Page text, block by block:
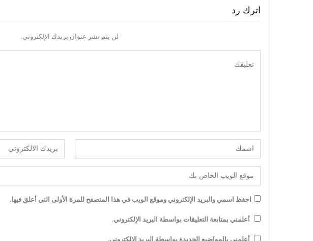
اترك رد
لن يتم نشر عنوان بريدك الإلكتروني.
احفظ اسمي والبريد الإلكتروني وموقع الويب في هذا المتصفح للمرة الأولى التي أعلق فيها.
أعلمني بمتابعة التعليقات بواسطة البريد الإلكتروني.
أعلمني بالمواضيع الجديدة بواسطة البريد الإلكتروني.